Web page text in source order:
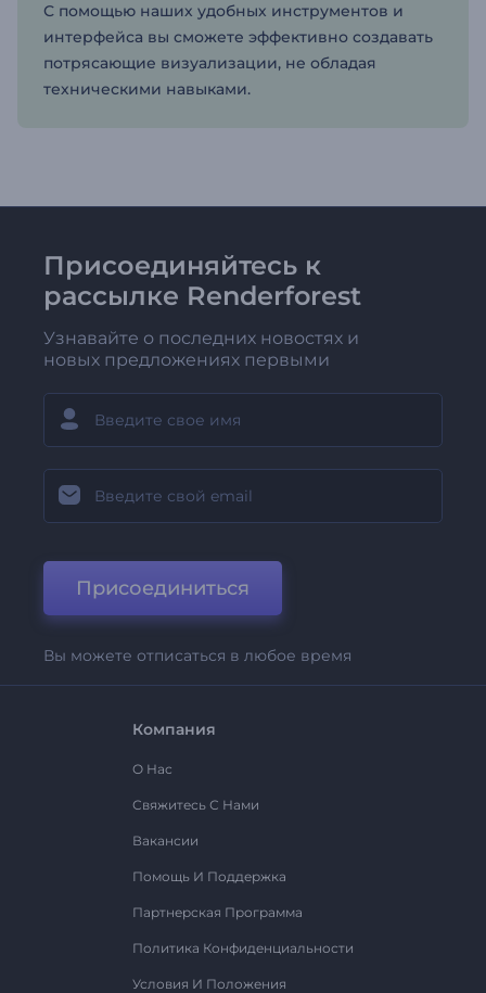
С помощью наших удобных инструментов и
интерфейса вы сможете эффективно создавать
потрясающие визуализации, не обладая
техническими навыками.
Присоединяйтесь к
рассылке Renderforest
Узнавайте о последних новостях и
новых предложениях первыми
Присоединиться
Вы можете отписаться в любое время
Компания
О Нас
Свяжитесь С Нами
Вакансии
Помощь И Поддержка
Партнерская Программа
Политика Конфиденциальности
Условия И Положения